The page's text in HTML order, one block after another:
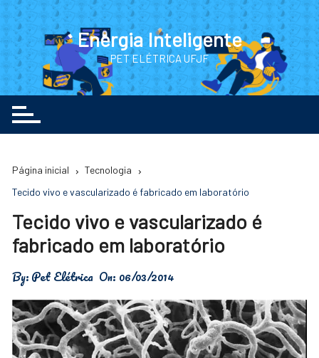
Ir
para
o
conteúdo
Energia Inteligente
PET ELÉTRICA UFJF
Página inicial
Tecnologia
Tecido vivo e vascularizado é fabricado em laboratório
Tecido vivo e vascularizado é
fabricado em laboratório
By:Pet Elétrica On: 06/03/2014